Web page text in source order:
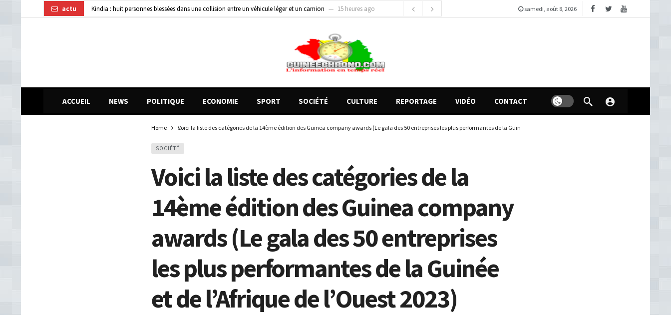
actu
Affaire disparition d’argent à AFG Bank : les regards tournés vers la justice (par Mohamed lamine KOUROUMA)
18 heures ago
Guinée : 11 présumés membres d’un réseau de vol de motos présentés, 12 engins saisis par les Services spéciaux
samedi, août 8, 2026
ACCUEIL NEWS POLITIQUE ECONOMIE SPORT SOCIÉTÉ CULTURE REPORTAGE VIDÉO CONTACT
Home Voici la liste des catégories de la 14ème édition des Guinea company awards (Le gala des 50 entreprises les plus performantes de la Guinée et de l’Afrique de l’Ouest 2023)
SOCIÉTÉ
Voici la liste des catégories de la
14ème édition des Guinea company
awards (Le gala des 50 entreprises
les plus performantes de la Guinée
et de l’Afrique de l’Ouest 2023)